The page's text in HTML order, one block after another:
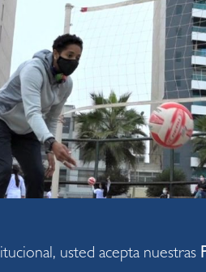
usted acepta nuestras